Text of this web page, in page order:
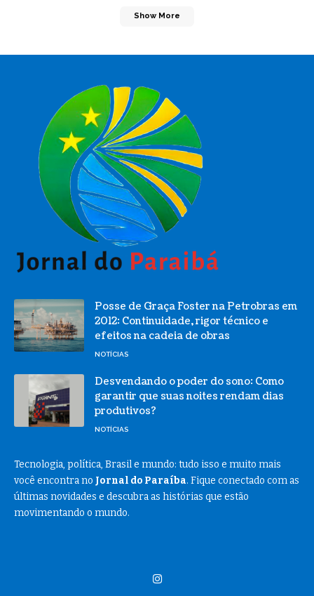
Show More
Posse de Graça Foster na Petrobras em
2012: Continuidade, rigor técnico e
efeitos na cadeia de obras
NOTÍCIAS
Desvendando o poder do sono: Como
garantir que suas noites rendam dias
produtivos?
NOTÍCIAS
Tecnologia, política, Brasil e mundo: tudo isso e muito mais
você encontra no Jornal do Paraíba. Fique conectado com as
últimas novidades e descubra as histórias que estão
movimentando o mundo.